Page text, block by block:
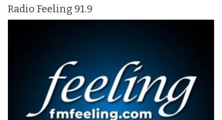
Radio Feeling 91.9